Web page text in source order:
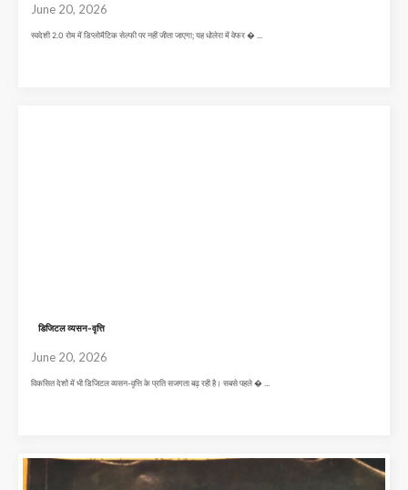
June 20, 2026
स्वदेशी 2.0 रोम में डिप्लोमैटिक सेल्फी पर नहीं जीता जाएगा; यह धोलेरा में वेफर � ...
डिजिटल व्यसन-वृत्ति
June 20, 2026
विकसित देशों में भी डिजिटल व्यसन-वृत्ति के प्रति सजगता बढ़ रही है। सबसे पहले � ...